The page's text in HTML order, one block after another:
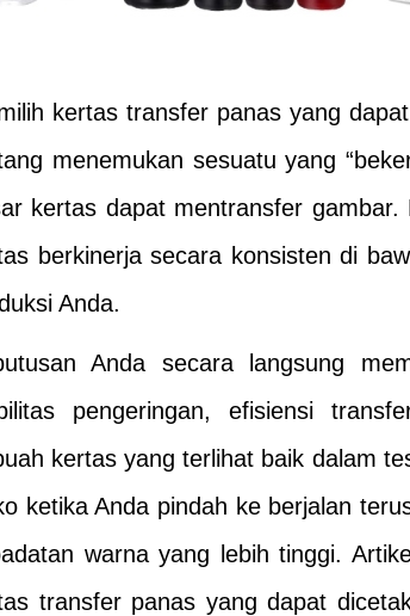
kertas transfer panas yang
menemukan sesuatu yang
kertas dapat mentransfer
berkinerja secara konsisten di
Anda.
Anda secara langsung
pengeringan, efisiensi
kertas yang terlihat baik dalam
ketika Anda pindah ke berjalan
warna yang lebih tinggi.
transfer panas yang dapat